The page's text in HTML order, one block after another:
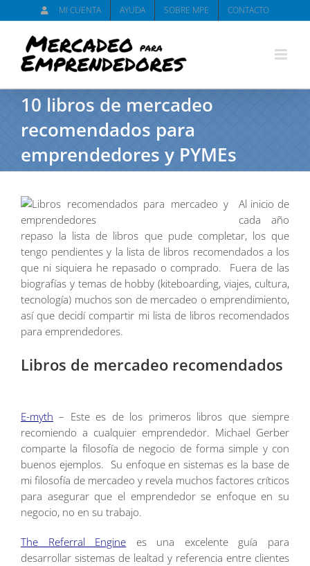
al
contenido
MI CUENTA AYUDA SOBRE MPE CONTACTO
10 libros de mercadeo
recomendados para
emprendedores y PYMEs
Al inicio de
cada año
repaso la lista de libros que pude completar, los que
tengo pendientes y la lista de libros recomendados a los
que ni siquiera he repasado o comprado. Fuera de las
biografías y temas de hobby (kiteboarding, viajes, cultura,
tecnología) muchos son de mercadeo o emprendimiento,
así que decidí compartir mi lista de libros recomendados
para emprendedores.
Libros de mercadeo recomendados
E-myth – Este es de los primeros libros que siempre
recomiendo a cualquier emprendedor. Michael Gerber
comparte la filosofía de negocio de forma simple y con
buenos ejemplos. Su enfoque en sistemas es la base de
mi filosofía de mercadeo y revela muchos factores críticos
para asegurar que el emprendedor se enfoque en su
negocio, no en su trabajo.
The Referral Engine es una excelente guía para
desarrollar sistemas de lealtad y referencia entre clientes